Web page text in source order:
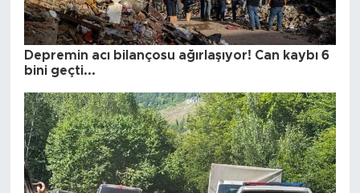
Depremin acı bilançosu ağırlaşıyor! Can kaybı 6
bini geçti...